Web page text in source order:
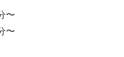
〜
〜